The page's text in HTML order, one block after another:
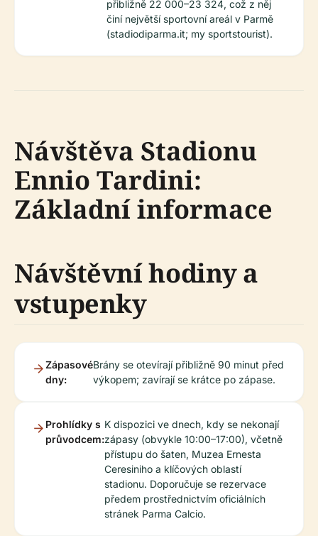
přibližně 22 000–23 324, což z něj
činí největší sportovní areál v Parmě
(stadiodiparma.it; my sportstourist).
Návštěva Stadionu
Ennio Tardini:
Základní informace
Návštěvní hodiny a
vstupenky
Zápasové
dny:
Brány se otevírají přibližně 90 minut před
výkopem; zavírají se krátce po zápase.
Prohlídky s
průvodcem:
K dispozici ve dnech, kdy se nekonají
zápasy (obvykle 10:00–17:00), včetně
přístupu do šaten, Muzea Ernesta
Ceresiniho a klíčových oblastí
stadionu. Doporučuje se rezervace
předem prostřednictvím oficiálních
stránek Parma Calcio.